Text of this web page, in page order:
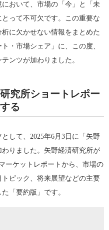
おいて、市場の「今」と「未
って不可欠です。この重要な
に欠かせない情報をまとめた
・市場シェア」に、この度、
ンツが加わりました。
究所ショートレポー
る
して、2025年6月3日に「矢野
りました。矢野経済研究所が
ーケットレポートから、市場の
ピック、将来展望などの主要
「要約版」です。